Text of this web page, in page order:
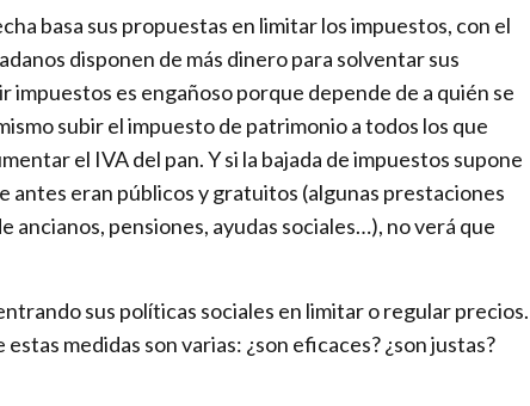
n
e
w
i
n
t
e
a
t
basa sus propuestas en limitar los impuestos, con el
disponen de más dinero para solventar sus
impuestos es engañoso porque depende de a quién se
subir el impuesto de patrimonio a todos los que
el IVA del pan. Y si la bajada de impuestos supone
antes eran públicos y gratuitos (algunas prestaciones
ancianos, pensiones, ayudas sociales…), no verá que
sus políticas sociales en limitar o regular precios.
medidas son varias: ¿son eficaces? ¿son justas?